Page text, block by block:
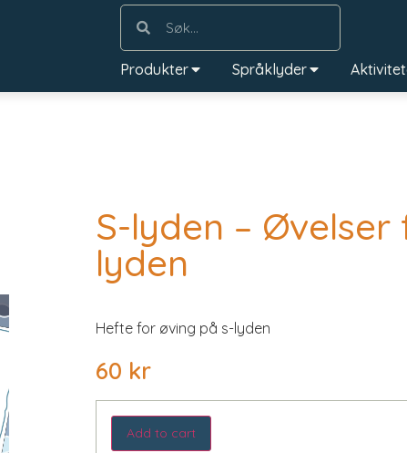
Produkter Språklyder
S-lyden – Øvelser
lyden
Hefte for øving på s-lyden
60 kr
Add to cart